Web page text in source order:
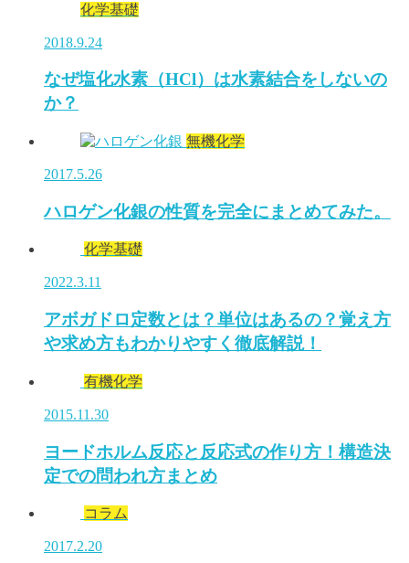
化学基礎
2018.9.24
なぜ塩化水素（HCl）は水素結合をしないの
か？
無機化学
2017.5.26
ハロゲン化銀の性質を完全にまとめてみた。
化学基礎
2022.3.11
アボガドロ定数とは？単位はあるの？覚え方
や求め方もわかりやすく徹底解説！
有機化学
2015.11.30
ヨードホルム反応と反応式の作り方！構造決
定での問われ方まとめ
コラム
2017.2.20